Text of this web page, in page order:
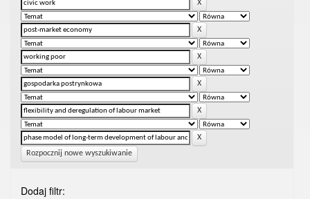
Rozpocznij nowe wyszukiwanie
Dodaj filtr: